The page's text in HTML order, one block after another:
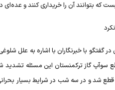
که بتوانند آن را خریداری کنند و
در گفتگو با خبرنگاران با اشاره به
شد و در سه شب در شرایط بسیار بحرانی